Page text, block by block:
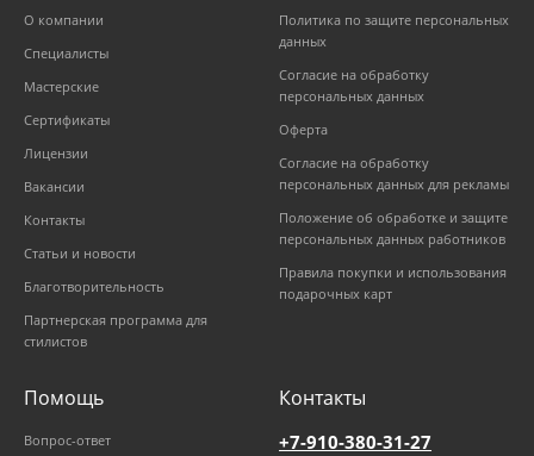
О компании
Специалисты
Мастерские
Сертификаты
Лицензии
Вакансии
Контакты
Статьи и новости
Благотворительность
Партнерская программа для
стилистов
Политика по защите персональных
данных
Согласие на обработку
персональных данных
Оферта
Согласие на обработку
персональных данных для рекламы
Положение об обработке и защите
персональных данных работников
Правила покупки и использования
подарочных карт
Помощь
Вопрос-ответ
Контакты
+7-910-380-31-27